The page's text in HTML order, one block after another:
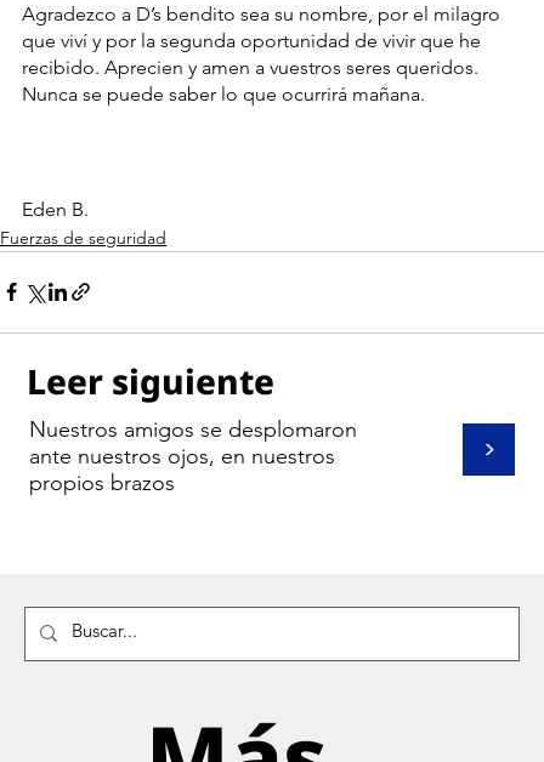
Leer siguiente
>
Nuestros amigos se desplomaron
ante nuestros ojos, en nuestros
propios brazos
Agradezco a D’s bendito sea su nombre, por el milagro
que viví y por la segunda oportunidad de vivir que he
recibido. Aprecien y amen a vuestros seres queridos.
Nunca se puede saber lo que ocurrirá mañana.
Eden B.
Fuerzas de seguridad